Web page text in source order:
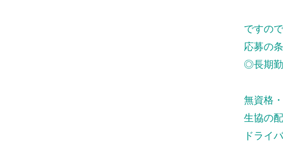
ですの
応募の
◎長期
無資格
生協の
ドライ